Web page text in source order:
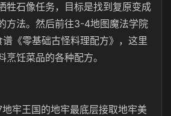
牲石像任务，目标是找到复原变成
方法。然后前往3-4地图魔法学院
《零基础古怪料理配方》，这里
饪菜品的各种配方。
牢王国的地牢最底层接取地牢美